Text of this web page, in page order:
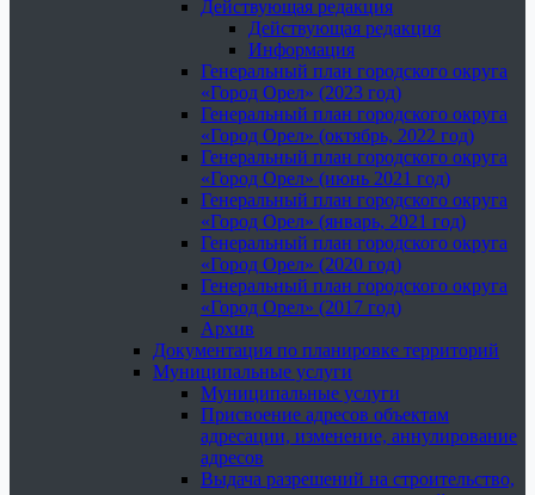
Действующая редакция
Действующая редакция
Информация
Генеральный план городского округа
«Город Орел» (2023 год)
Генеральный план городского округа
«Город Орел» (октябрь, 2022 год)
Генеральный план городского округа
«Город Орел» (июнь 2021 год)
Генеральный план городского округа
«Город Орел» (январь, 2021 год)
Генеральный план городского округа
«Город Орел» (2020 год)
Генеральный план городского округа
«Город Орел» (2017 год)
Архив
Документация по планировке территорий
Муниципальные услуги
Муниципальные услуги
Присвоение адресов объектам
адресации, изменение, аннулирование
адресов
Выдача разрешений на строительство,